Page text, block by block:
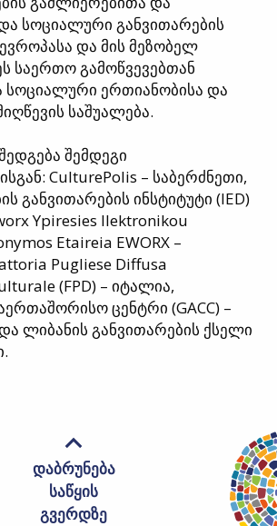
სოციალური განვითარების
და მის მეზობელ
საერთო გამოწვევებთან
სოციალური ერთიანობისა და
საშუალება.
შემდეგი
CulturePolis – საბერძნეთი,
განვითარების ინსტიტუტი (IED)
Ypiresies Ilektronikou
Etaireia EWORX –
Pugliese Diffusa
(FPD) – იტალია,
ცენტრი (GACC) –
ლიბანის განვითარების ქსელი
დაბრუნება
საწყის
გვერდზე